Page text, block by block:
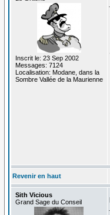
Inscrit le: 23 Sep 2002
Messages: 7124
Localisation: Modane, dans la
Sombre Vallée de la Maurienne
Revenir en haut
Sith Vicious
Grand Sage du Conseil